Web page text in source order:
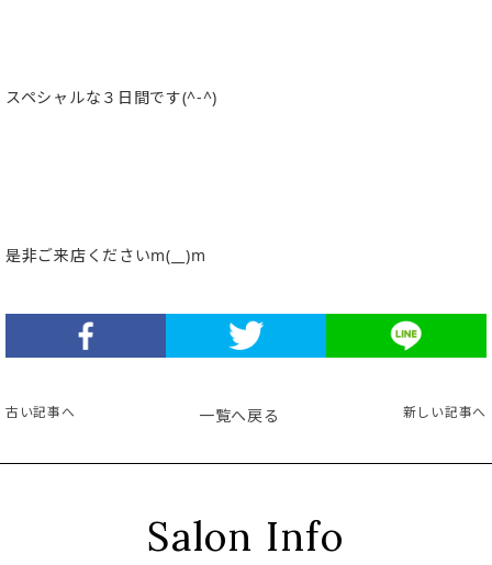
スペシャルな３日間です(^-^)
是非ご来店くださいm(__)m
古い記事へ 一覧へ戻る 新しい記事へ
Salon Info